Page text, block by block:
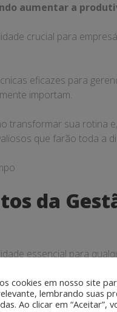
aumentar a
crucial para
eficazes para
importam.
transformar sua rotina
que farão toda a
da
essencial para
como um todo. A
permite que os
cookies em nosso site
lembrando suas
Ao clicar em “Aceitar”,